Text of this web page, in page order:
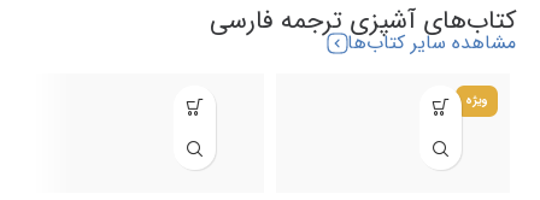
کتاب‌های آشپزی ترجمه فارسی
مشاهده سایر کتاب‌ها
ویژه